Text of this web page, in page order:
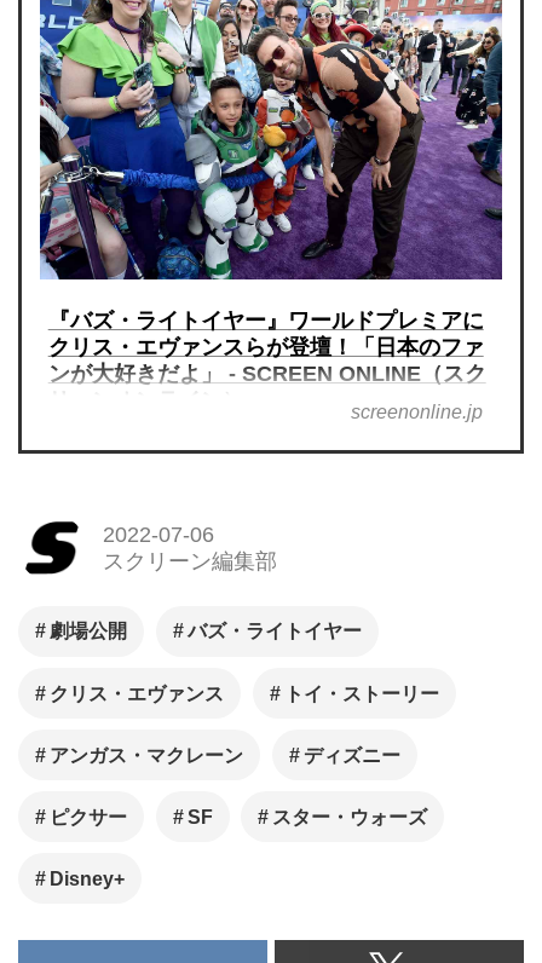
『バズ・ライトイヤー』ワールドプレミアに
クリス・エヴァンスらが登壇！「日本のファ
ンが大好きだよ」 - SCREEN ONLINE（スク
screenonline.jp
2022-07-06
スクリーン編集部
劇場公開 バズ・ライトイヤー
クリス・エヴァンス トイ・ストーリー
アンガス・マクレーン ディズニー
ピクサー SF スター・ウォーズ
Disney+